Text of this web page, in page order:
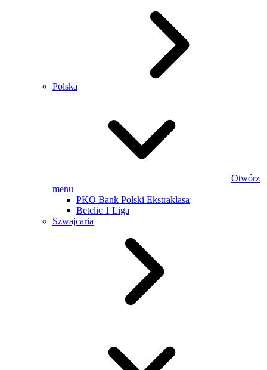
Polska
Otwórz
menu
PKO Bank Polski Ekstraklasa
Betclic 1 Liga
Szwajcaria